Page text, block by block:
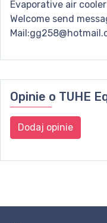
Evaporative air
Welcome send
Opinie o TUHE
Dodaj opinie